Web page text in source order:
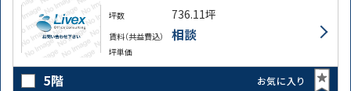
坪数 736.11坪
賃料（共益費込） 相談
坪単価
5階 お気に入り